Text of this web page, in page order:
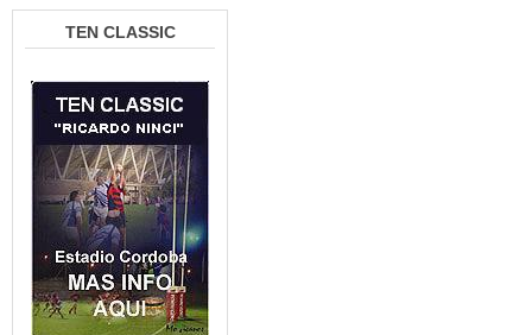
TEN CLASSIC